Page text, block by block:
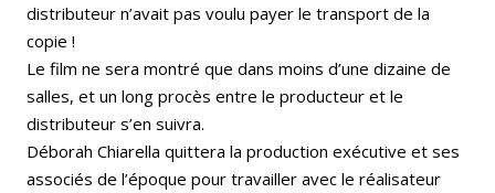
distributeur n’avait pas voulu payer le transport de la
copie !
Le film ne sera montré que dans moins d’une dizaine de
salles, et un long procès entre le producteur et le
distributeur s’en suivra.
Déborah Chiarella quittera la production exécutive et ses
associés de l’époque pour travailler avec le réalisateur